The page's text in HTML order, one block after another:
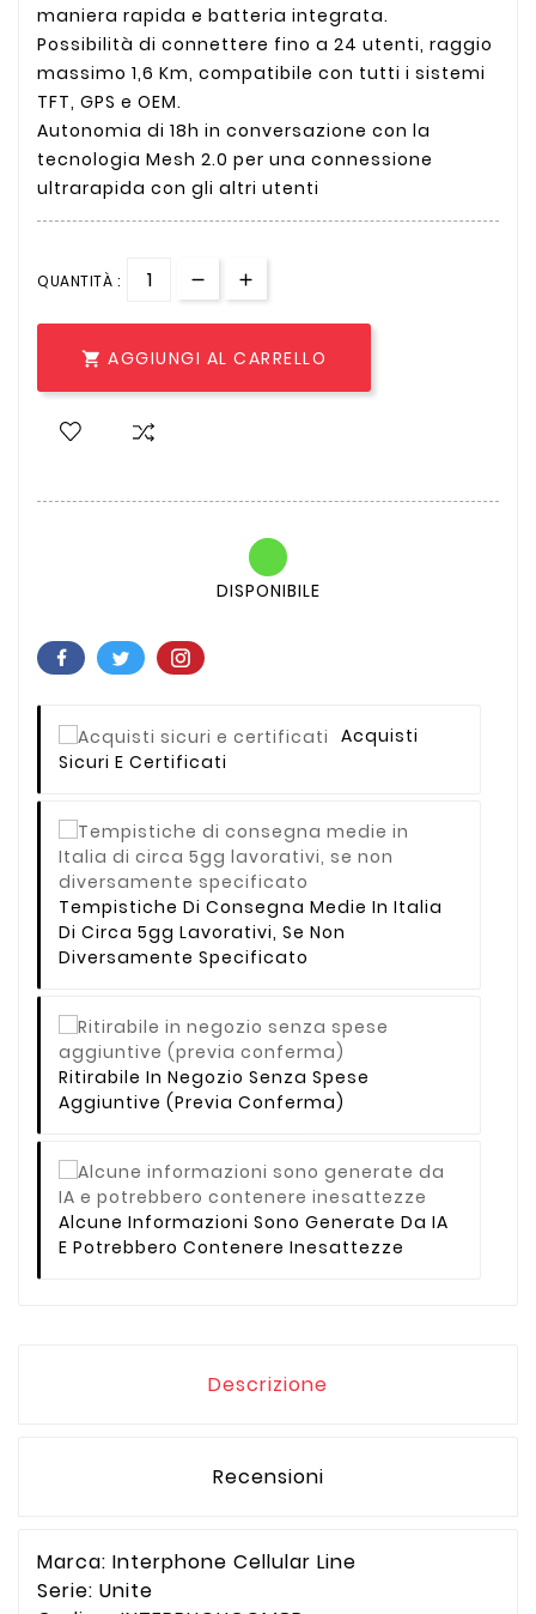
maniera rapida e batteria integrata.
Possibilità di connettere fino a 24 utenti, raggio
massimo 1,6 Km, compatibile con tutti i sistemi
TFT, GPS e OEM.
Autonomia di 18h in conversazione con la
tecnologia Mesh 2.0 per una connessione
ultrarapida con gli altri utenti
QUANTITÀ :
 AGGIUNGI AL CARRELLO
DISPONIBILE
Acquisti
Sicuri E Certificati
Tempistiche Di Consegna Medie In Italia
Di Circa 5gg Lavorativi, Se Non
Diversamente Specificato
Ritirabile In Negozio Senza Spese
Aggiuntive (previa Conferma)
Alcune Informazioni Sono Generate Da IA
E Potrebbero Contenere Inesattezze
Descrizione
Recensioni
Marca: Interphone Cellular Line
Serie: Unite